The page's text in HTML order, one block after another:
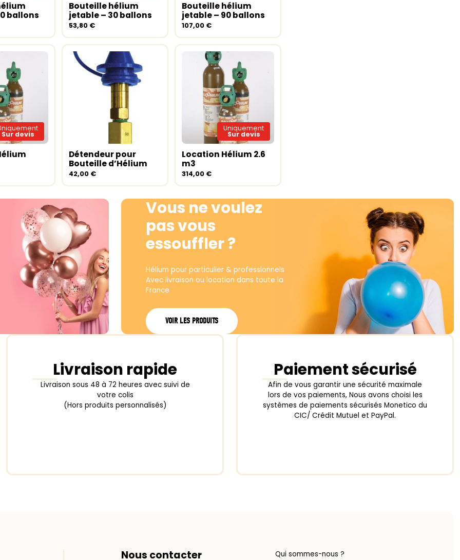
panier
ballons
Ajouter au panier
Bouteille hélium
jetable – 30 ballons
53,80 €
Ajouter au panier
Bouteille hélium
jetable – 90 ballons
107,00 €
Sur devis
Ajouter au panier
Détendeur pour
Bouteille d’Hélium
42,00 €
Uniquement
Sur devis
Lire la suite
Location Hélium 2.6
m3
314,00 €
Vous ne voulez
pas vous
essouffler ?
Hélium pour particulier & professionnels
Avec livraison ou location dans toute la
France
VOIR LES PRODUITS
Livraison rapide
Livraison sous 48 à 72 heures avec suivi de
votre colis
(Hors produits personnalisés)
Paiement sécurisé
Afin de vous garantir une sécurité maximale
lors de vos paiements, Nous avons choisi les
systèmes de paiements sécurisés Monetico du
CIC/ Crédit Mutuel et PayPal.
Nous contacter
Qui sommes-nous ?